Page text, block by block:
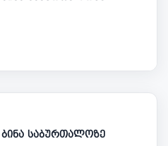
1 250
ქირავდება 3 ოთახიანი ბინა საბურთალოზე